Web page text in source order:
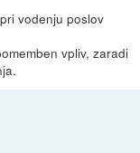
vodenju poslov
vpliv, zaradi